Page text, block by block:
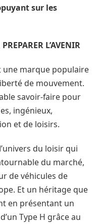
sur les
L’AVENIR
une marque populaire
de mouvement.
savoir-faire pour
ingénieux,
et de loisirs.
du loisir qui
du marché,
de véhicules de
Et un héritage que
en présentant un
Type H grâce au